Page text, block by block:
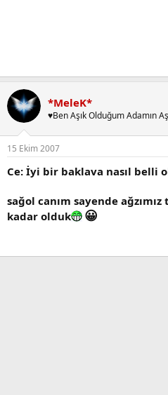
*MeleK*
♥Ben Aşık Olduğum Adamın
15 Ekim 2007
Ce: İyi bir baklava nasıl belli
sağol canım sayende
kadar olduk
😀